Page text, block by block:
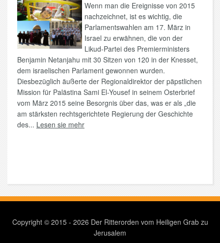
Wenn man die Ereignisse von 2015
nachzeichnet, ist es wichtig, die
Parlamentswahlen am 17. März in
Israel zu erwähnen, die von der
Likud-Partei des Premierministers
Benjamin Netanjahu mit 30 Sitzen von 120 in der Knesset,
dem israelischen Parlament gewonnen wurden.
Diesbezüglich äußerte der Regionaldirektor der päpstlichen
Mission für Palästina Sami El-Yousef in seinem Osterbrief
vom März 2015 seine Besorgnis über das, was er als „die
am stärksten rechtsgerichtete Regierung der Geschichte
des... Lesen sie mehr
Copyright © 2015 - 2026 Der Ritterorden vom Heiligen Grab zu
Jerusalem